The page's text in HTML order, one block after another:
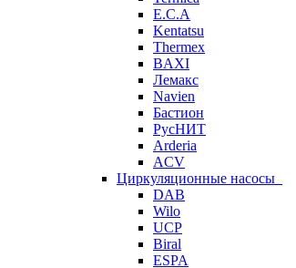
E.C.A
Kentatsu
Thermex
BAXI
Лемакс
Navien
Бастион
РусНИТ
Arderia
ACV
Циркуляционные насосы
DAB
Wilo
UCP
Biral
ESPA